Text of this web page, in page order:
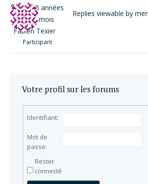
il y a 5 années
et 10 mois
Fabien Texier
Participant
Replies viewable by
Votre profil sur les forums
Identifiant:
Mot de
passe:
Rester
connecté